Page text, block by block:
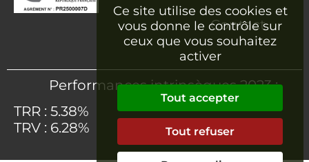
Contact
Performances intrinsèques 2023 :
TRR : 5.38%
TRV : 6.28%
Ce site utilise des cookies et
vous donne le contrôle sur
ceux que vous souhaitez
activer
Tout accepter
Tout refuser